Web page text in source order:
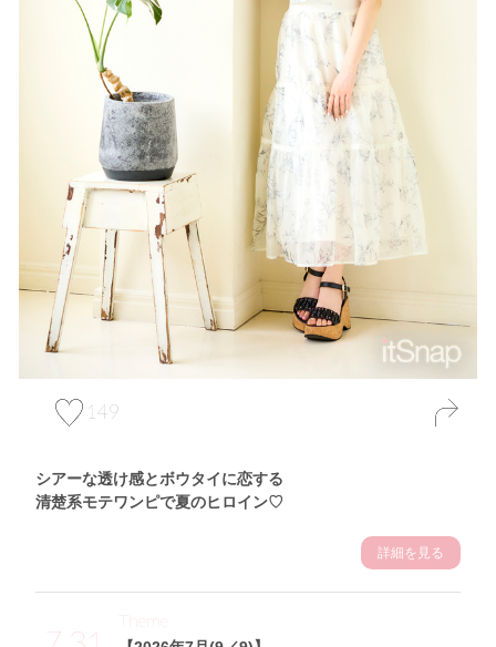
149
シアーな透け感とボウタイに恋する
清楚系モテワンピで夏のヒロイン♡
詳細を見る
Theme